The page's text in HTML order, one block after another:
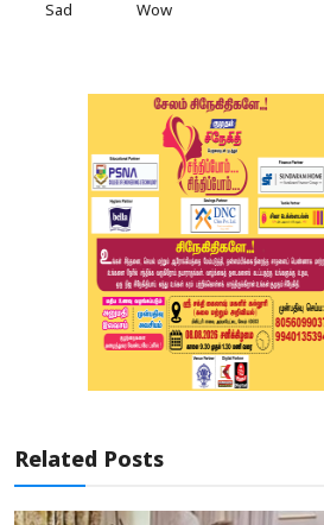
Sad Wow
Related Posts